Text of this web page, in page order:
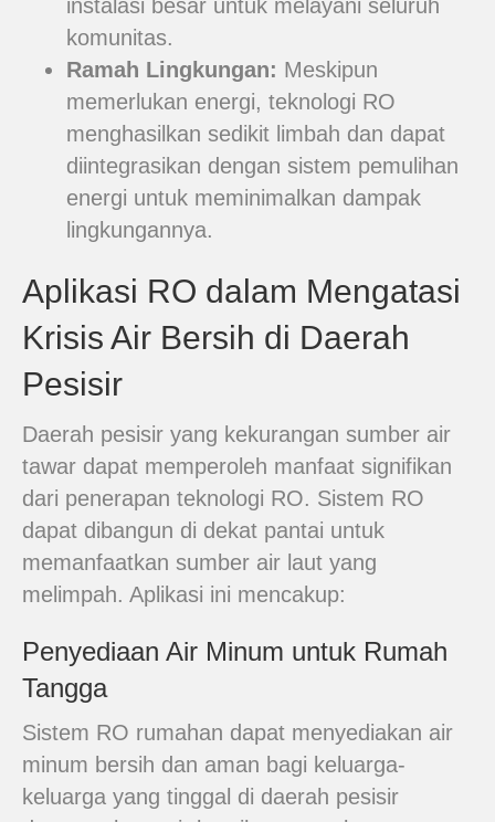
instalasi besar untuk melayani seluruh
komunitas.
Ramah Lingkungan: Meskipun
memerlukan energi, teknologi RO
menghasilkan sedikit limbah dan dapat
diintegrasikan dengan sistem pemulihan
energi untuk meminimalkan dampak
lingkungannya.
Aplikasi RO dalam Mengatasi
Krisis Air Bersih di Daerah
Pesisir
Daerah pesisir yang kekurangan sumber air
tawar dapat memperoleh manfaat signifikan
dari penerapan teknologi RO. Sistem RO
dapat dibangun di dekat pantai untuk
memanfaatkan sumber air laut yang
melimpah. Aplikasi ini mencakup:
Penyediaan Air Minum untuk Rumah
Tangga
Sistem RO rumahan dapat menyediakan air
minum bersih dan aman bagi keluarga-
keluarga yang tinggal di daerah pesisir